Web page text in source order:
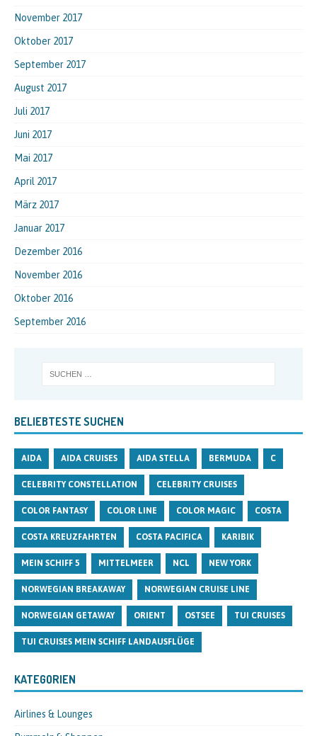
November 2017
Oktober 2017
September 2017
August 2017
Juli 2017
Juni 2017
Mai 2017
April 2017
März 2017
Januar 2017
Dezember 2016
November 2016
Oktober 2016
September 2016
BELIEBTESTE SUCHEN
AIDA AIDA CRUISES AIDA STELLA BERMUDA C
CELEBRITY CONSTELLATION CELEBRITY CRUISES
COLOR FANTASY COLOR LINE COLOR MAGIC COSTA
COSTA KREUZFAHRTEN COSTA PACIFICA KARIBIK
MEIN SCHIFF 5 MITTELMEER NCL NEW YORK
NORWEGIAN BREAKAWAY NORWEGIAN CRUISE LINE
NORWEGIAN GETAWAY ORIENT OSTSEE TUI CRUISES
TUI CRUISES MEIN SCHIFF LANDAUSFLÜGE
KATEGORIEN
Airlines & Lounges